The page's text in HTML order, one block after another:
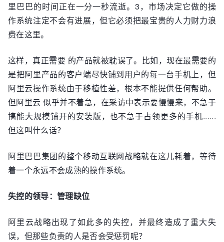
里巴巴的时间正在一分一秒流逝。3，市场决定它做的操
作系统注定不会有进展，但它必须把最宝贵的人力财力浪
费在这里。
这样，真正需要 的产品就被耽误了。比如，现在最需要的
是把阿里产品的客户端尽快铺到用户的每一台手机上，但
阿里云操作系统由于移植性差，根本不能提供任何帮助。
但阿里云 似乎并不着急，在采访中表示要慢慢来，不急于
搞能大规模铺开的安装版，也不急于占领更多的手机......
但这叫什么话？
阿里巴巴集团的整个移动互联网战略就在这儿耗着，等待
着一个永远不会成熟的操作系统。
失控的领导：管理缺位
阿里云战略出现了如此多的失控，并最终造成了重大失
误，但那些负责的人是否会受惩罚呢？